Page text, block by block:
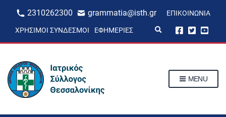
2310262300 grammatia@isth.gr ΕΠΙΚΟΙΝΩΝΊΑ
ΧΡΉΣΙΜΟΙ ΣΎΝΔΕΣΜΟΙ ΕΦΗΜΕΡΊΕΣ
p
MENU